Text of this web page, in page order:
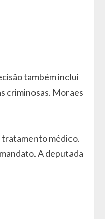
também inclui
criminosas. Moraes
tratamento médico.
A deputada